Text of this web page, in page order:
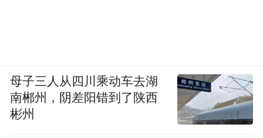
母子三人从四川乘动车去湖
南郴州，阴差阳错到了陕西
彬州